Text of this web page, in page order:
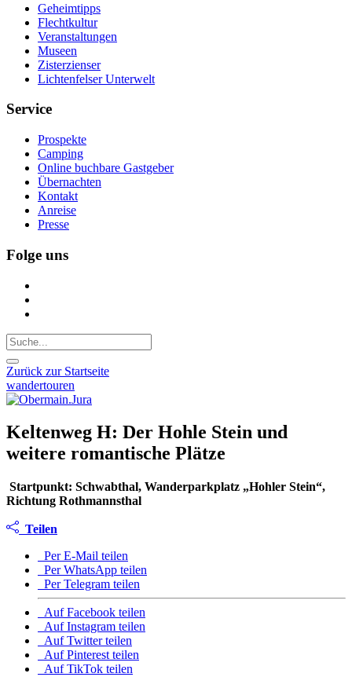
Geheimtipps
Flechtkultur
Veranstaltungen
Museen
Zisterzienser
Lichtenfelser Unterwelt
Service
Prospekte
Camping
Online buchbare Gastgeber
Übernachten
Kontakt
Anreise
Presse
Folge uns
Zurück zur Startseite
wandertouren
Keltenweg H: Der Hohle Stein und
weitere romantische Plätze
Startpunkt: Schwabthal, Wanderparkplatz „Hohler Stein“,
Richtung Rothmannsthal
Teilen
Per E-Mail teilen
Per WhatsApp teilen
Per Telegram teilen
Auf Facebook teilen
Auf Instagram teilen
Auf Twitter teilen
Auf Pinterest teilen
Auf TikTok teilen